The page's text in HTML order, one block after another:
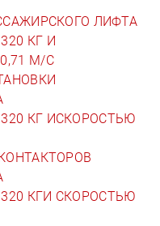
ЛИФТА
КГ И
М/С
КГ ИСКОРОСТЬЮ
КГИ СКОРОСТЬЮ